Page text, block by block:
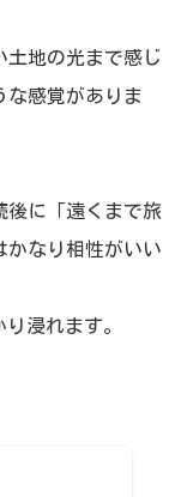
土地の光まで感じ
な感覚がありま
後に「遠くまで旅
かなり相性がいい
浸れます。